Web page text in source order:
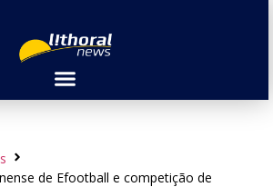
de Efootball e competição de